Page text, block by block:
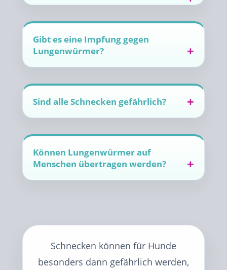
Gibt es eine Impfung gegen
Lungenwürmer?
Sind alle Schnecken gefährlich?
Können Lungenwürmer auf
Menschen übertragen werden?
Schnecken können für Hunde
besonders dann gefährlich werden,